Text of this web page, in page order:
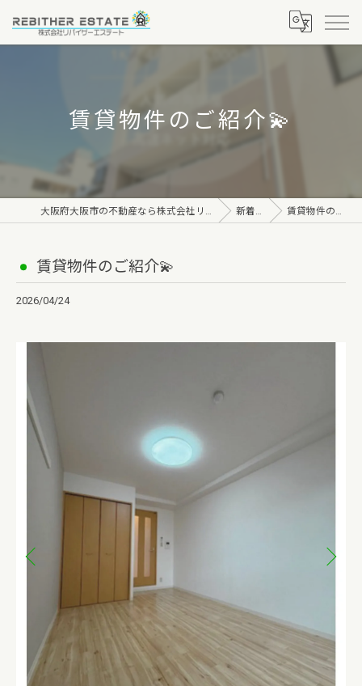
賃貸物件のご紹介💫
大阪府大阪市の不動産なら株式会社リバイザーエステート 新着情報 賃貸物件のご紹介💫
賃貸物件のご紹介💫
2026/04/24